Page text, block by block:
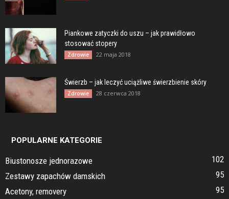
Piankowe zatyczki do uszu – jak prawidłowo
stosować stopery
Zdrowie 22 maja 2018
Świerzb – jak leczyć uciążliwe świerzbienie skóry
Zdrowie 28 czerwca 2018
POPULARNE KATEGORIE
Biustonosze jednorazowe
102
Zestawy zapachów damskich
95
Acetony, removery
95